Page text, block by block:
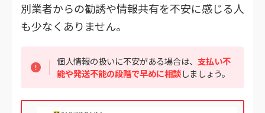
別業者からの勧誘や情報共有を不安に感じる人
も少なくありません。
個人情報の扱いに不安がある場合は、支払い不
能や発送不能の段階で早めに相談しましょう。